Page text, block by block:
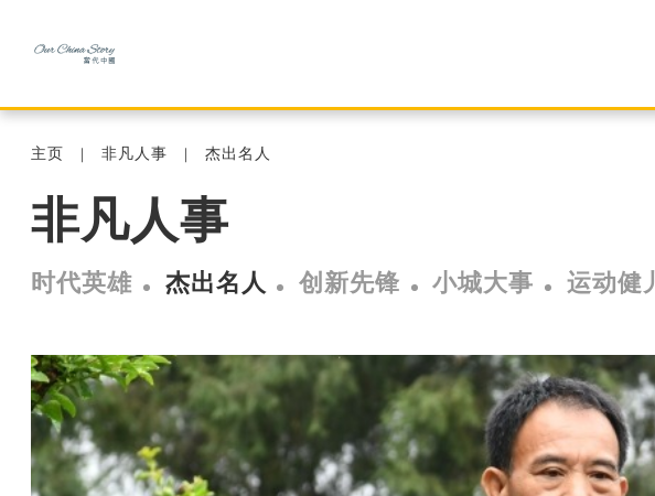
主页 非凡人事 杰出名人
非凡人事
时代英雄 杰出名人 创新先锋 小城大事 运动健